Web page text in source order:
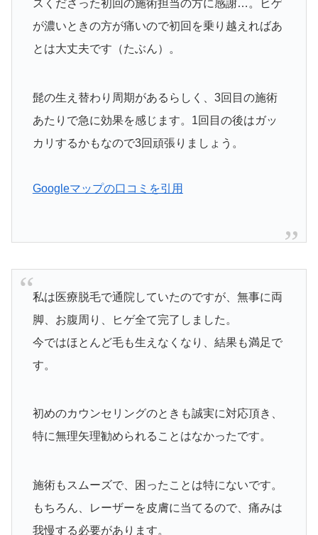
スくださった初回の施術担当の方に感謝…。ヒゲ
が濃いときの方が痛いので初回を乗り越えればあ
とは大丈夫です（たぶん）。
髭の生え替わり周期があるらしく、3回目の施術
あたりで急に効果を感じます。1回目の後はガッ
カリするかもなので3回頑張りましょう。
Googleマップの口コミを引用
私は医療脱毛で通院していたのですが、無事に両
脚、お腹周り、ヒゲ全て完了しました。
今ではほとんど毛も生えなくなり、結果も満足で
す。
初めのカウンセリングのときも誠実に対応頂き、
特に無理矢理勧められることはなかったです。
施術もスムーズで、困ったことは特にないです。
もちろん、レーザーを皮膚に当てるので、痛みは
我慢する必要があります。